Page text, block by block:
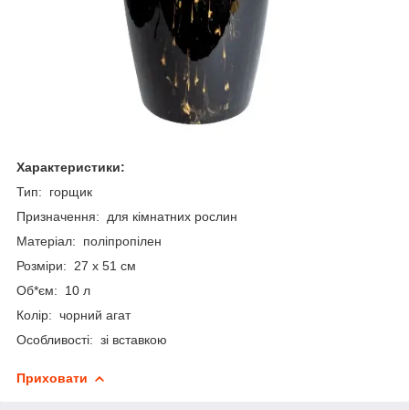
Характеристики:
Тип: горщик
Призначення: для кімнатних рослин
Матеріал: поліпропілен
Розміри: 27 x 51 см
Об*єм: 10 л
Колір: чорний агат
Особливості: зі вставкою
Приховати